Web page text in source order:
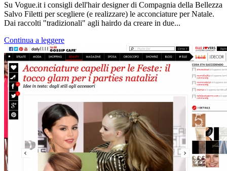
Su Vogue.it i consigli dell'hair designer di Compagnia della Bellezza
Salvo Filetti per scegliere (e realizzare) le acconciature per Natale.
Dai raccolti "tradizionali" agli hairdo da creare in due...
Continua a leggere